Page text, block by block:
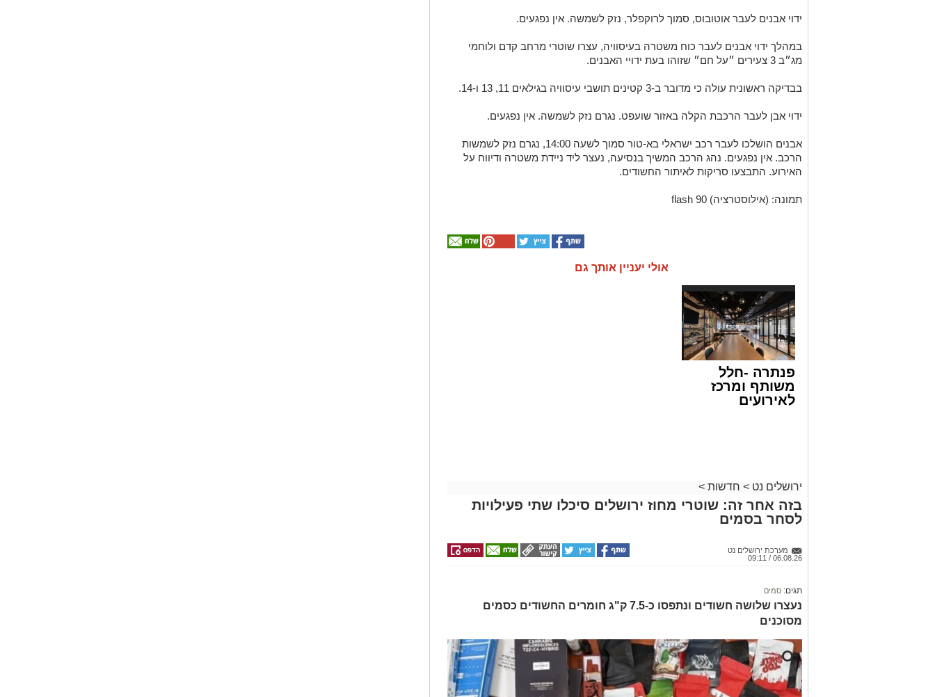
ידוי אבנים לעבר אוטובוס, סמוך לרוקפלר, נזק לשמשה. אין נפגעים.
במהלך ידוי אבנים לעבר כוח משטרה בעיסוויה, עצרו שוטרי מרחב קדם ולוחמי
מג״ב 3 צעירים ״על חם״ שזוהו בעת ידויי האבנים.
בבדיקה ראשונית עולה כי מדובר ב-3 קטינים תושבי עיסוויה בגילאים 11, 13 ו-14.
ידוי אבן לעבר הרכבת הקלה באזור שועפט. נגרם נזק לשמשה. אין נפגעים.
אבנים הושלכו לעבר רכב ישראלי בא-טור סמוך לשעה 14:00, נגרם נזק לשמשות
הרכב. אין נפגעים. נהג הרכב המשיך בנסיעה, נעצר ליד ניידת משטרה ודיווח על
האירוע. התבצעו סריקות לאיתור החשודים.
תמונה: (אילוסטרציה) flash 90
אולי יעניין אותך גם
פנתרה -חלל
משותף ומרכז
לאירועים
ירושלים נט > חדשות >
בזה אחר זה: שוטרי מחוז ירושלים סיכלו שתי פעילויות
לסחר בסמים
מערכת ירושלים נט
06.08.26 / 09:11
תגים: סמים
נעצרו שלושה חשודים ונתפסו כ-7.5 ק"ג חומרים החשודים כסמים
מסוכנים